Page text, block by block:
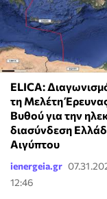
ELICA:
τη Μελέτη
Βυθού για την
διασύνδεση
Αιγύπτου
ienergeia.gr
12:46